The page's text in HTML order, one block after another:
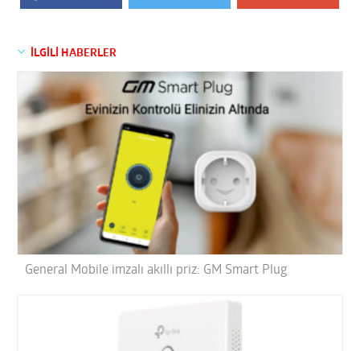
İLGİLİ HABERLER
General Mobile imzalı akıllı priz: GM Smart Plug